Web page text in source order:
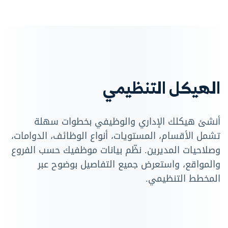
الهيكل التنظيمي
أنشئ هيكلك الإداري والوظيفي بخطوات سهلة
تشمل الأقسام، المستويات، أنواع الوظائف، الدوامات،
وصلاحيات المديرين. نظّم بيانات موظفيك حسب الفروع
والمواقع، واستعرض جميع التفاصيل بوضوح عبر
المخطط التنظيمي.